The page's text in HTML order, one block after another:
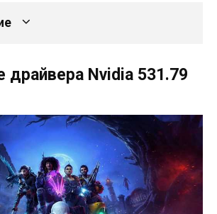
драйвера Nvidia 531.79